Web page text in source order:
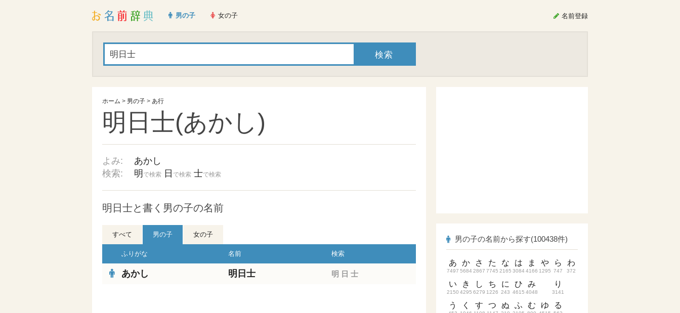
男の子 女の子 名前登録
ホーム > 男の子 > あ行
明日士(あかし)
よみ:
あかし
検索:
明 で検索 日 で検索 士で検索
明日士と書く男の子の名前
すべて 男の子 女の子
ふりがな 名前 検索
あかし 明日士 明 日 士
男の子の名前から探す(100438件)
あ
7497
い
2150
う
か
5684
き
4295
く
さ
2867
し
6279
す
た
7745
ち
1226
つ
な
2165
に
243
ぬ
は
3084
ひ
4615
ふ
ま
4166
み
4048
む
や
1295
ゆ
ら
747
り
3141
る
わ
372